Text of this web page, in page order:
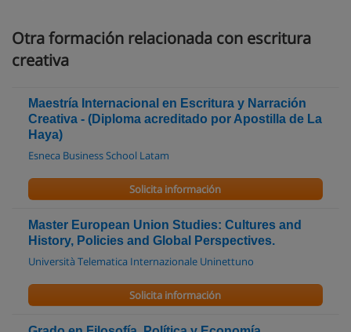
Otra formación relacionada con escritura
creativa
Maestría Internacional en Escritura y Narración
Creativa - (Diploma acreditado por Apostilla de La
Haya)
Esneca Business School Latam
Solicita información
Master European Union Studies: Cultures and
History, Policies and Global Perspectives.
Università Telematica Internazionale Uninettuno
Solicita información